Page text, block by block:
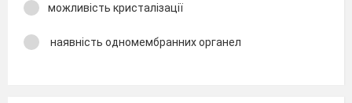
можливість кристалізації
наявність одномембранних органел